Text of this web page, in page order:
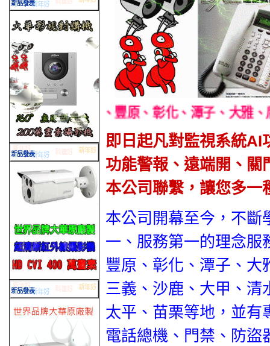
：台中、豐原、彰化、潭子、大雅、
即日起凡對監視系統AI
功能警報、遠端開、關
本公司聯繫，讓您多一
本公司開幕至今，不斷
一、服務第一的理念服
豐原、彰化、潭子、大
三義、沙鹿、大甲、清
太平、苗栗等地，並有
電話總機、門禁、防盜